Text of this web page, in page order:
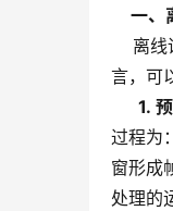
一、
离线
言，可
1.
过程为
窗形成
处理的